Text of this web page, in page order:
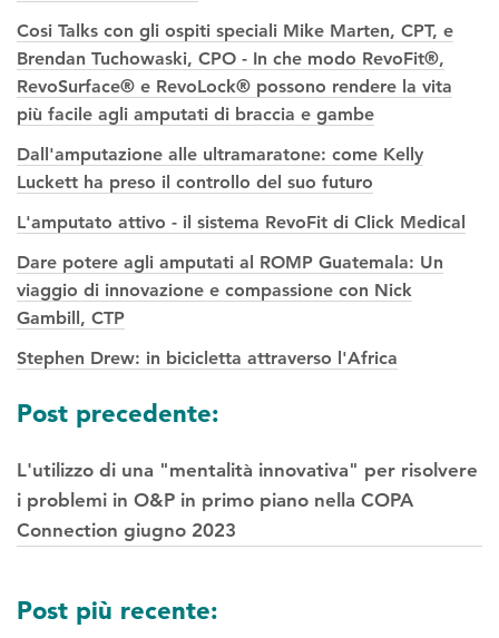
Cosi Talks con gli ospiti speciali Mike Marten, CPT, e
Brendan Tuchowaski, CPO - In che modo RevoFit®,
RevoSurface® e RevoLock® possono rendere la vita
più facile agli amputati di braccia e gambe
Dall'amputazione alle ultramaratone: come Kelly
Luckett ha preso il controllo del suo futuro
L'amputato attivo - il sistema RevoFit di Click Medical
Dare potere agli amputati al ROMP Guatemala: Un
viaggio di innovazione e compassione con Nick
Gambill, CTP
Stephen Drew: in bicicletta attraverso l'Africa
Navigazione
tra
i
post
Post precedente:
L'utilizzo di una "mentalità innovativa" per risolvere
i problemi in O&P in primo piano nella COPA
Connection giugno 2023
Post più recente: